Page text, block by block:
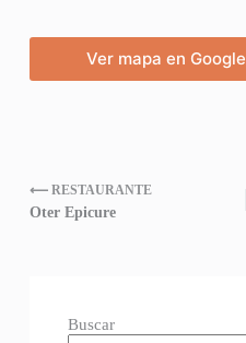
Ver mapa en Google
⟵ RESTAURANTE
Oter Epicure
Buscar